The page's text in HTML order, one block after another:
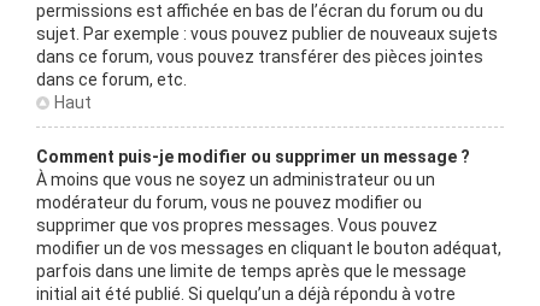
permissions est affichée en bas de l’écran du forum ou du
sujet. Par exemple : vous pouvez publier de nouveaux sujets
dans ce forum, vous pouvez transférer des pièces jointes
dans ce forum, etc.
Haut
Comment puis-je modifier ou supprimer un message ?
À moins que vous ne soyez un administrateur ou un
modérateur du forum, vous ne pouvez modifier ou
supprimer que vos propres messages. Vous pouvez
modifier un de vos messages en cliquant le bouton adéquat,
parfois dans une limite de temps après que le message
initial ait été publié. Si quelqu’un a déjà répondu à votre